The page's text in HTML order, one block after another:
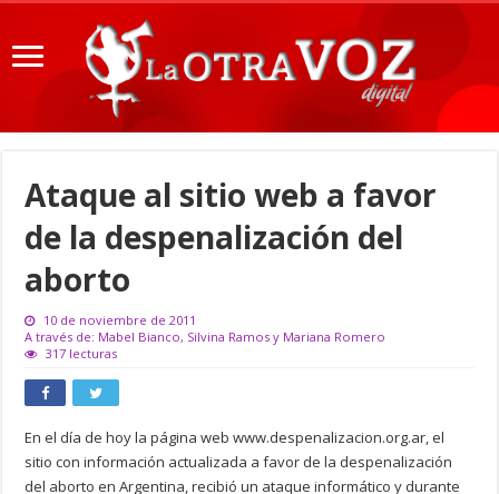
Ataque al sitio web a favor
de la despenalización del
aborto
10 de noviembre de 2011
A través de: Mabel Bianco, Silvina Ramos y Mariana Romero
317 lecturas
En el día de hoy la página web www.despenalizacion.org.ar, el
sitio con información actualizada a favor de la despenalización
del aborto en Argentina, recibió un ataque informático y durante